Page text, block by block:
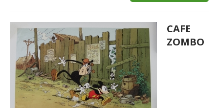
CAFE
ZOMBO